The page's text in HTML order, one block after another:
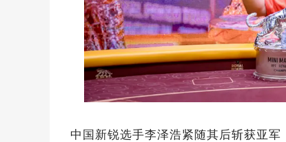
中国新锐选手李泽浩紧随其后斩获亚